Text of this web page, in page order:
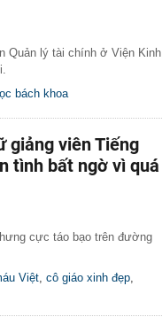
Quản lý tài chính ở Viện Kinh
bách khoa
giảng viên Tiếng
tình bất ngờ vì quá
cực táo bạo trên đường
Việt cô giáo xinh đẹp